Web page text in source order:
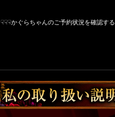
☟☟☟かぐらちゃんのご予約状況を確認する